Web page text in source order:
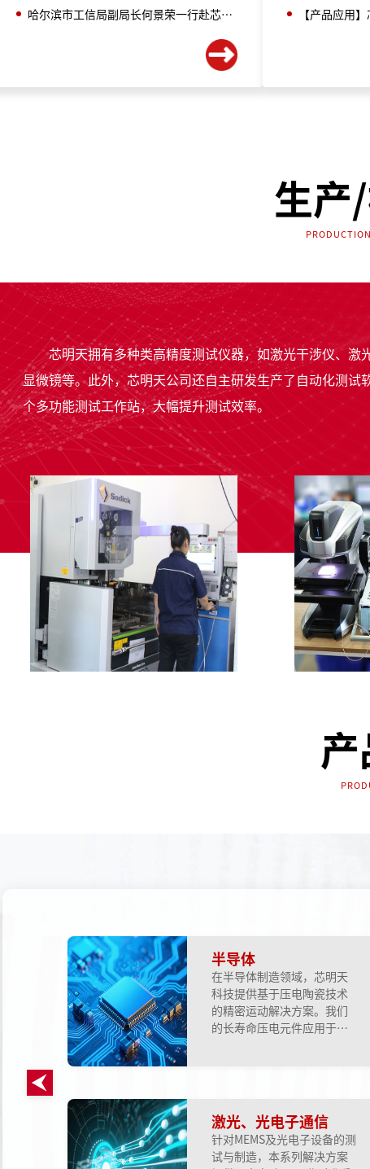
哈尔滨市工信局副局长何景荣一行赴芯明天调研！
生产
芯明天拥有多种类高精度测试仪器，如激光干涉仪、
显微镜等。此外，芯明天公司还自主研发生产了自动化测
个多功能测试工作站，大幅提升测试效率。
半导体
在半导体制造领域，芯明天
科技提供基于压电陶瓷技术
的精密运动解决方案。我们
的长寿命压电元件应用于精
外，产品线还包括用于快速
光束稳定的压电偏摆平台，
用于纳米测量的压电扫描
台，以及可实现大行程纳米
激光、光电子通信
针对MEMS及光电子设备的测
试与制造，本系列解决方案